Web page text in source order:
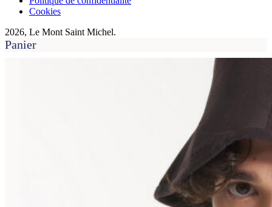
Cookies
2026, Le Mont Saint Michel.
Panier